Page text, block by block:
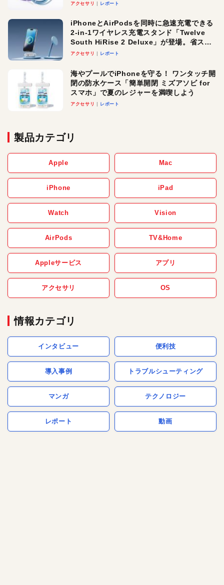
アクセサリ レポート
iPhoneとAirPodsを同時に急速充電できる
2-in-1ワイヤレス充電スタンド「Twelve
South HiRise 2 Deluxe」が登場。省スペ
ースでおしゃれに充電したい人にオスス
アクセサリ レポート
海やプールでiPhoneを守る！ ワンタッチ開
閉の防水ケース「簡単開閉 ミズアソビ for
スマホ」で夏のレジャーを満喫しよう
アクセサリ レポート
製品カテゴリ
Apple Mac
iPhone iPad
Watch Vision
AirPods TV&Home
Appleサービス アプリ
アクセサリ OS
情報カテゴリ
インタビュー 便利技
導入事例 トラブルシューティング
マンガ テクノロジー
レポート 動画